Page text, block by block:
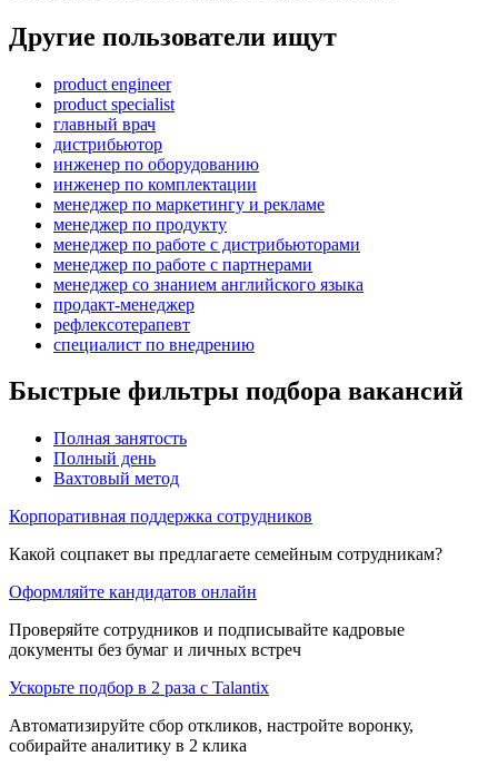
Другие пользователи ищут
product engineer
product specialist
главный врач
дистрибьютор
инженер по оборудованию
инженер по комплектации
менеджер по маркетингу и рекламе
менеджер по продукту
менеджер по работе с дистрибьюторами
менеджер по работе с партнерами
менеджер со знанием английского языка
продакт-менеджер
рефлексотерапевт
специалист по внедрению
Быстрые фильтры подбора вакансий
Полная занятость
Полный день
Вахтовый метод
Корпоративная поддержка сотрудников
Какой соцпакет вы предлагаете семейным сотрудникам?
Оформляйте кандидатов онлайн
Проверяйте сотрудников и подписывайте кадровые
документы без бумаг и личных встреч
Ускорьте подбор в 2 раза с Talantix
Автоматизируйте сбор откликов, настройте воронку,
собирайте аналитику в 2 клика